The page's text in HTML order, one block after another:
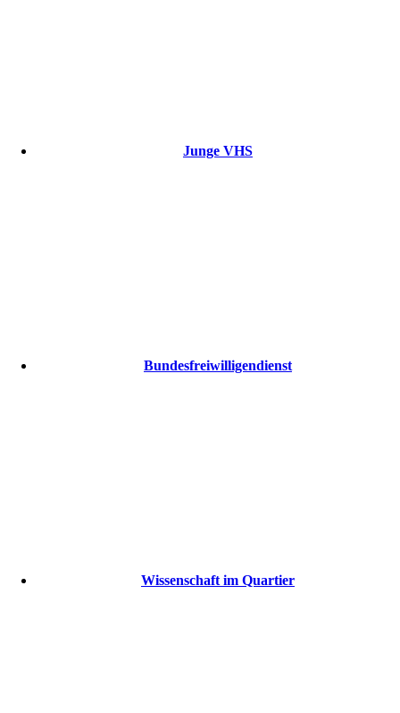
Junge VHS
Bundesfreiwilligendienst
Wissenschaft im Quartier